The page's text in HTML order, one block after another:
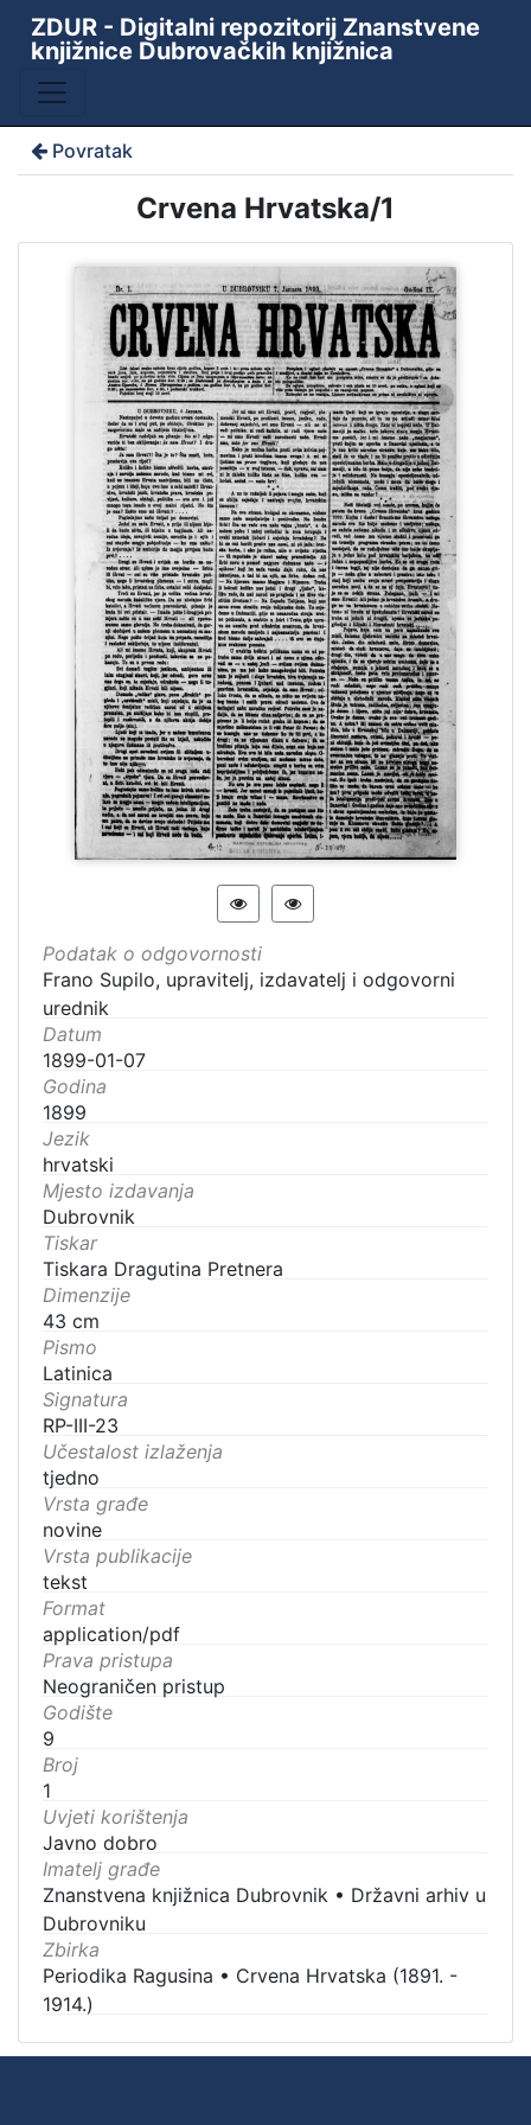
ZDUR - Digitalni repozitorij Znanstvene
knjižnice Dubrovačkih knjižnica
Povratak
Crvena Hrvatska/1
Podatak o odgovornosti
Frano Supilo, upravitelj, izdavatelj i odgovorni
urednik
Datum
1899-01-07
Godina
1899
Jezik
hrvatski
Mjesto izdavanja
Dubrovnik
Tiskar
Tiskara Dragutina Pretnera
Dimenzije
43 cm
Pismo
Latinica
Signatura
RP-III-23
Učestalost izlaženja
tjedno
Vrsta građe
novine
Vrsta publikacije
tekst
Format
application/pdf
Prava pristupa
Neograničen pristup
Godište
9
Broj
1
Uvjeti korištenja
Javno dobro
Imatelj građe
Znanstvena knjižnica Dubrovnik • Državni arhiv u
Dubrovniku
Zbirka
Periodika Ragusina • Crvena Hrvatska (1891. -
1914.)